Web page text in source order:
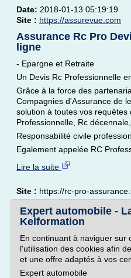
Date: 2018-01-13 05:19:19
Site : https://assurevue.com
Assurance Rc Pro
ligne
- Epargne et Retraite
Un Devis Rc Professionnelle
Grâce à la force des
Compagnies d'Assurance de
solution à toutes vos requêtes
Professionnelle, Rc
Responsabilité civile
Egalement appelée RC
Lire la suite
Site : https://rc-pro-
Expert automobile -
Kelformation
En continuant à naviguer sur
l'utilisation des cookies afin
et une offre adaptés à vos
Expert automobile